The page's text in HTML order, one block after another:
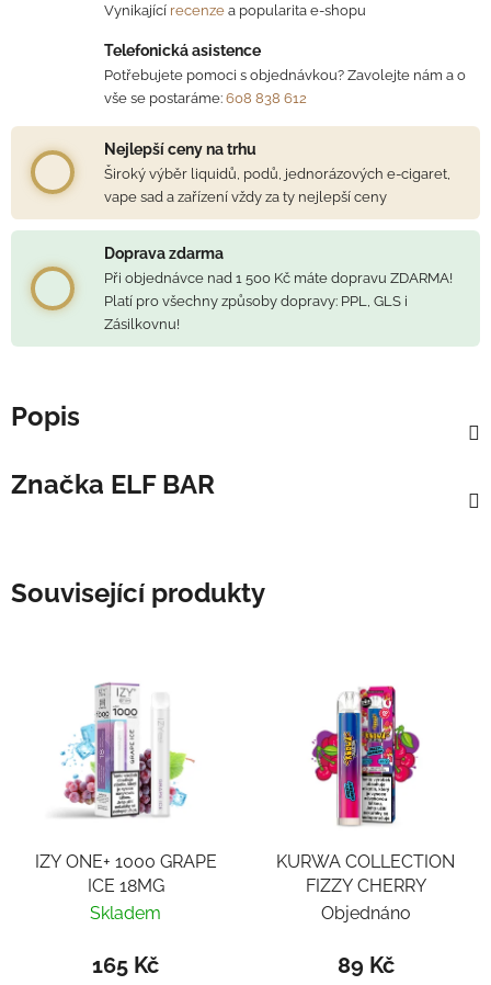
Vynikající recenze a popularita e-shopu
Telefonická asistence
Potřebujete pomoci s objednávkou? Zavolejte nám a o
vše se postaráme: 608 838 612
Nejlepší ceny na trhu
Široký výběr liquidů, podů, jednorázových e-cigaret,
vape sad a zařízení vždy za ty nejlepší ceny
Doprava zdarma
Při objednávce nad 1 500 Kč máte dopravu ZDARMA!
Platí pro všechny způsoby dopravy: PPL, GLS i
Zásilkovnu!
Popis
Značka ELF BAR
Související produkty
IZY ONE+ 1000 GRAPE
ICE 18MG
Skladem
165 Kč
KURWA COLLECTION
FIZZY CHERRY
Objednáno
89 Kč